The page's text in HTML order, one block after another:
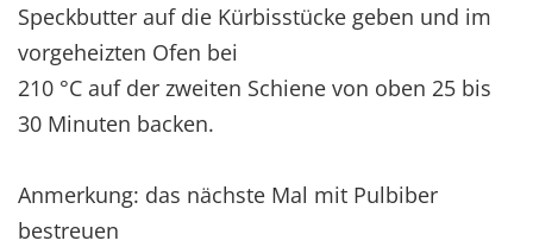
Speckbutter auf die Kürbisstücke geben und im
vorgeheizten Ofen bei
210 °C auf der zweiten Schiene von oben 25 bis
30 Minuten backen.
Anmerkung: das nächste Mal mit Pulbiber
bestreuen